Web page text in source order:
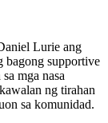
Lurie ang
bagong supportive
mga nasa
ng tirahan
sa komunidad.